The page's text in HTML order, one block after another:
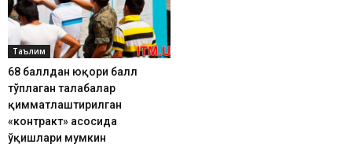
Таълим
68 баллдан юқори балл
тўплаган талабалар
қимматлаштирилган
«контракт» асосида
ўқишлари мумкин